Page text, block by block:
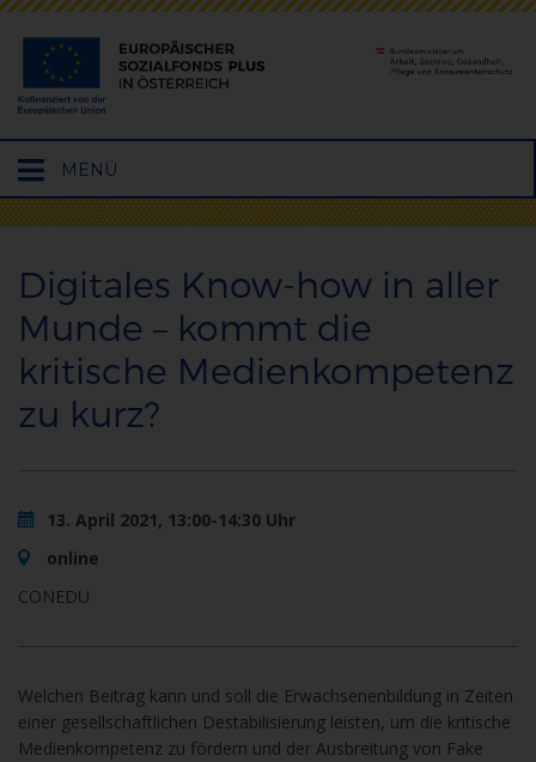
Hauptmenü
öffnen
MENÜ
Digitales Know-how in aller
Munde – kommt die
kritische Medienkompetenz
zu kurz?
13. April 2021, 13:00-14:30 Uhr
online
CONEDU
Welchen Beitrag kann und soll die Erwachsenenbildung in Zeiten
einer gesellschaftlichen Destabilisierung leisten, um die kritische
Medienkompetenz zu fördern und der Ausbreitung von Fake